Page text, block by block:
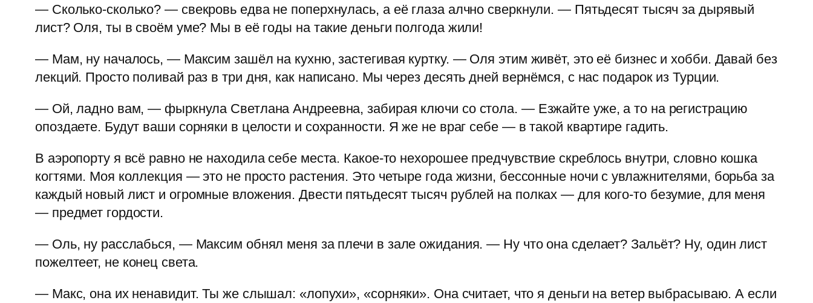
— Сколько-сколько? — свекровь едва не поперхнулась, а её глаза алчно сверкнули. — Пятьдесят тысяч за дырявый
лист? Оля, ты в своём уме? Мы в её годы на такие деньги полгода жили!
— Мам, ну началось, — Максим зашёл на кухню, застегивая куртку. — Оля этим живёт, это её бизнес и хобби. Давай без
лекций. Просто поливай раз в три дня, как написано. Мы через десять дней вернёмся, с нас подарок из Турции.
— Ой, ладно вам, — фыркнула Светлана Андреевна, забирая ключи со стола. — Езжайте уже, а то на регистрацию
опоздаете. Будут ваши сорняки в целости и сохранности. Я же не враг себе — в такой квартире гадить.
В аэропорту я всё равно не находила себе места. Какое-то нехорошее предчувствие скреблось внутри, словно кошка
когтями. Моя коллекция — это не просто растения. Это четыре года жизни, бессонные ночи с увлажнителями, борьба за
каждый новый лист и огромные вложения. Двести пятьдесят тысяч рублей на полках — для кого-то безумие, для меня
— предмет гордости.
— Оль, ну расслабься, — Максим обнял меня за плечи в зале ожидания. — Ну что она сделает? Зальёт? Ну, один лист
пожелтеет, не конец света.
— Макс, она их ненавидит. Ты же слышал: «лопухи», «сорняки». Она считает, что я деньги на ветер выбрасываю. А если